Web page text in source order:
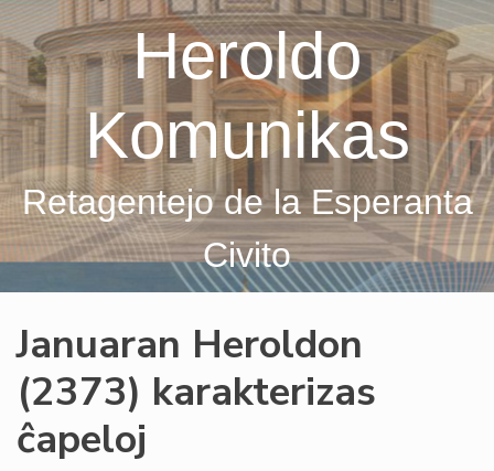
Heroldo
Komunikas
Retagentejo de la Esperanta
Civito
Januaran Heroldon
(2373) karakterizas
ĉapeloj